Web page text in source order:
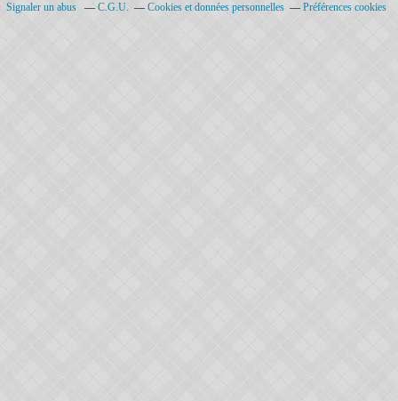
Signaler un abus C.G.U. Cookies et données personnelles Préférences cookies